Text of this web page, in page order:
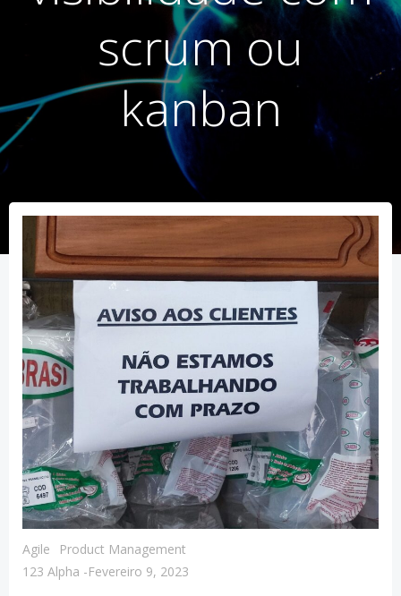
scrum ou
kanban
Agile
Product Management
123 Alpha -Fevereiro 9, 2023